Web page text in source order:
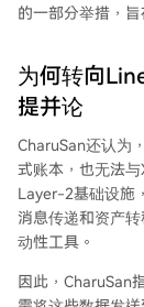
的一部分举措，
为何转向
提并论
CharuSan还认为
式账本，也无法
Layer-2基础设施
消息传递和资产
动性工具。
因此，CharuSan